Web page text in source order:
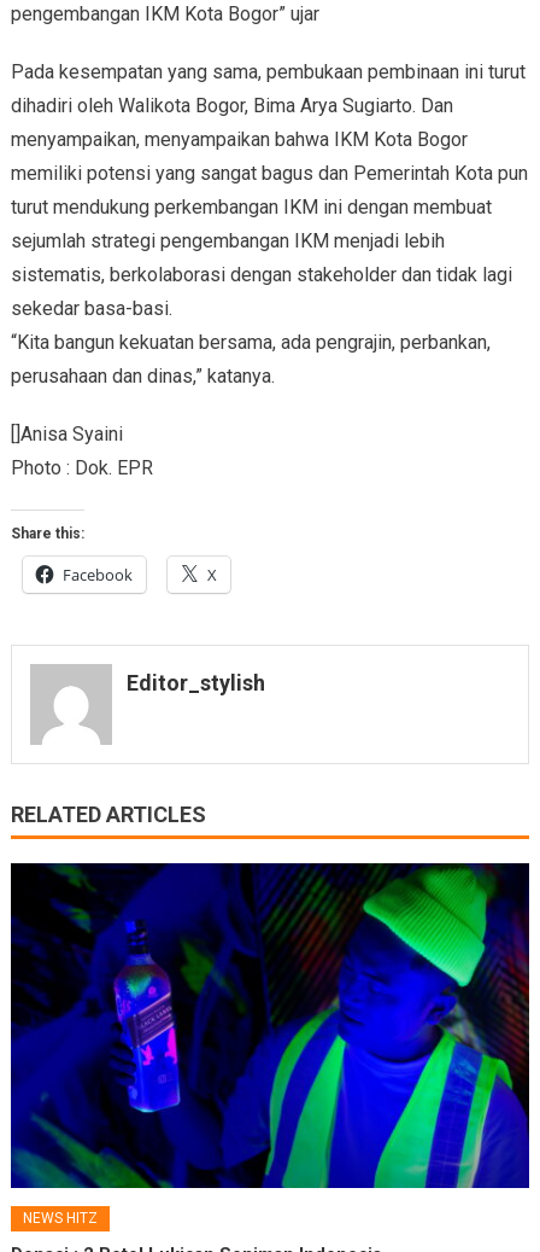
pengembangan IKM Kota Bogor” ujar
Pada kesempatan yang sama, pembukaan pembinaan ini turut
dihadiri oleh Walikota Bogor, Bima Arya Sugiarto. Dan
menyampaikan, menyampaikan bahwa IKM Kota Bogor
memiliki potensi yang sangat bagus dan Pemerintah Kota pun
turut mendukung perkembangan IKM ini dengan membuat
sejumlah strategi pengembangan IKM menjadi lebih
sistematis, berkolaborasi dengan stakeholder dan tidak lagi
sekedar basa-basi.
“Kita bangun kekuatan bersama, ada pengrajin, perbankan,
perusahaan dan dinas,” katanya.
[]Anisa Syaini
Photo : Dok. EPR
Share this:
Facebook X
Editor_stylish
RELATED ARTICLES
NEWS HITZ